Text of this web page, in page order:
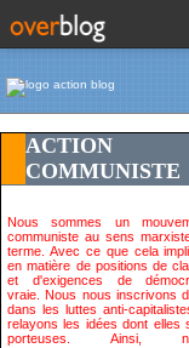
ACTION
COMMUNISTE
Nous sommes un
communiste au sens
terme. Avec ce que cela
en matière de positions de
et d'exigences de
vraie. Nous nous inscrivons
dans les luttes anti-
relayons les idées dont elles
porteuses. Ainsi,